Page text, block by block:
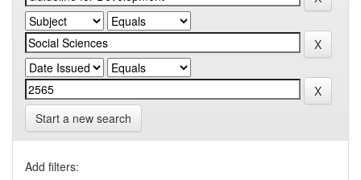
Start a new search
Add filters: